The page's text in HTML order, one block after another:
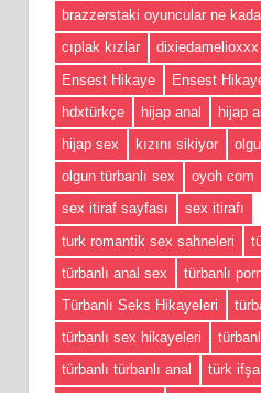
brazzerstaki oyuncular ne
cıplak kızlar
dixiedamelioxxx
Ensest Hikaye
Ensest
hdxtürkçe
hijap anal hijap
hijap sex
kızını sikiyor
olgun türbanlı sex
oyoh com
sex itiraf sayfası
sex itirafı
turk romantik sex sahneleri
türbanlı anal sex
türbanlı
Türbanlı Seks Hikayeleri
türbanlı sex hikayeleri
türbanlı türbanlı anal
türk ifşa